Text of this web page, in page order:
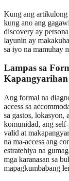
Kung ang artikulong
kung ano ang
discovery ay
layunin ay
sa iyo na mamuhay
Lampas sa
Ang formal na
access sa
sa gastos, lokasyon,
komunidad, ang
valid at
na ma-access ang
estratehiya na
mga karanasan sa
mapagkumbabang